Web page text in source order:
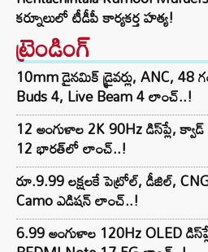
కర్నూలులో టీడీపీ కార్యకర్త హత్య!
ట్రెండింగ్‌
10mm డైనమిక్ డ్రైవర్లు, ANC,
Buds 4, Live Beam 4 లాంచ్..!
12 అంగుళాల 2K 90Hz డిస్‌ప్లే,
12 భారత్‌లో లాంచ్..!
రూ.9.99 లక్షలకే పెట్రోల్, డీజిల్,
Camo ఎడిషన్ లాంచ్..!
6.99 అంగుళాల 120Hz OLED